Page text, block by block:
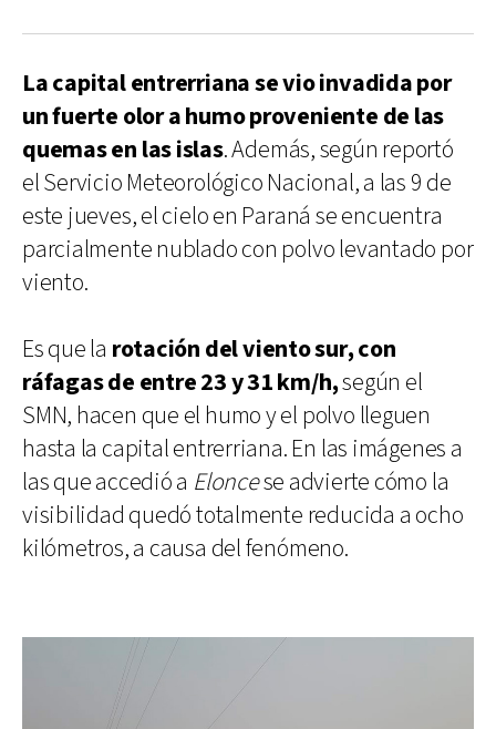
La capital entrerriana se vio invadida por
un fuerte olor a humo proveniente de las
quemas en las islas. Además, según reportó
el Servicio Meteorológico Nacional, a las 9 de
este jueves, el cielo en Paraná se encuentra
parcialmente nublado con polvo levantado por
viento.
Es que la rotación del viento sur, con
ráfagas de entre 23 y 31 km/h,según el
SMN, hacen que el humo y el polvo lleguen
hasta la capital entrerriana. En las imágenes a
las que accedió a Eloncese advierte cómo la
visibilidad quedó totalmente reducida a ocho
kilómetros, a causa del fenómeno.